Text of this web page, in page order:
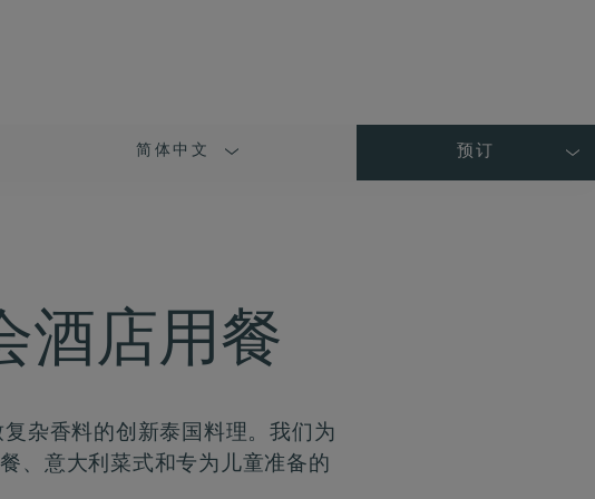
简体中文 预订
酒店用餐
杂香料的创新泰国料理。我们为
、意大利菜式和专为儿童准备的